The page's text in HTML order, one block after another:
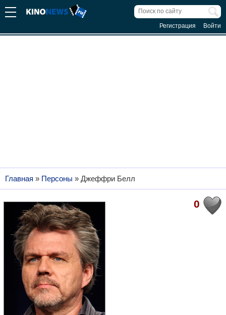
Регистрация Войти
Главная » Персоны » Джеффри Белл
0